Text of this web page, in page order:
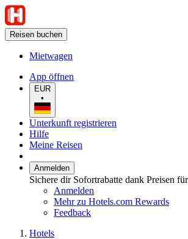
Reisen buchen
Mietwagen
App öffnen
EUR
•
Unterkunft registrieren
Hilfe
Meine Reisen
Anmelden
Sichere dir Sofortrabatte dank Preisen
Anmelden
Mehr zu Hotels.com Rewards
Feedback
Hotels